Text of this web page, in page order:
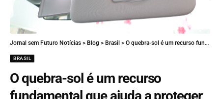
Jornal sem Futuro Notícias > Blog > Brasil > O quebra-sol é um recurso fundamental que ajuda a proteger os olhos dos motoristas enquanto dirigem
BRASIL
O quebra-sol é um recurso
fundamental que ajuda a proteger